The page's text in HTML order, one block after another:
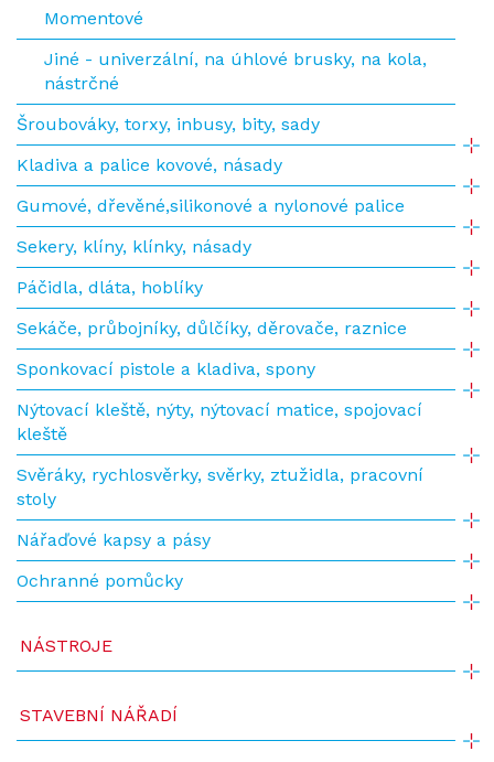
Momentové
Jiné - univerzální, na úhlové brusky, na kola,
nástrčné
Šroubováky, torxy, inbusy, bity, sady
Kladiva a palice kovové, násady
Gumové, dřevěné,silikonové a nylonové palice
Sekery, klíny, klínky, násady
Páčidla, dláta, hoblíky
Sekáče, průbojníky, důlčíky, děrovače, raznice
Sponkovací pistole a kladiva, spony
Nýtovací kleště, nýty, nýtovací matice, spojovací
kleště
Svěráky, rychlosvěrky, svěrky, ztužidla, pracovní
stoly
Nářaďové kapsy a pásy
Ochranné pomůcky
NÁSTROJE
STAVEBNÍ NÁŘADÍ